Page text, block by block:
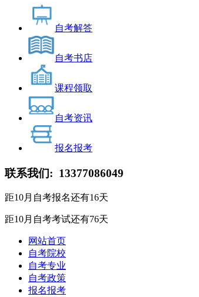
自考解答
自考书店
课程领取
自考资讯
报名报考
联系我们: 13377086049
距10月自考报名还有16天
距10月自考考试还有76天
网站首页
自考院校
自考专业
自考政策
报名报考